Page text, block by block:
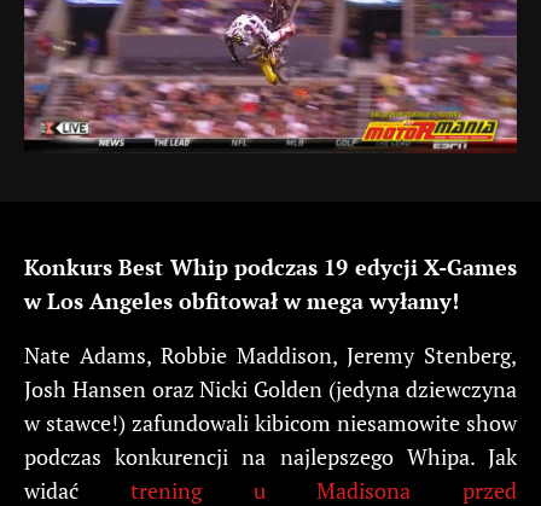
Konkurs Best Whip podczas 19 edycji X-Games
w Los Angeles obfitował w mega wyłamy!
Nate Adams, Robbie Maddison, Jeremy Stenberg,
Josh Hansen oraz Nicki Golden (jedyna dziewczyna
w stawce!) zafundowali kibicom niesamowite show
podczas konkurencji na najlepszego Whipa. Jak
widać trening u Madisona przed